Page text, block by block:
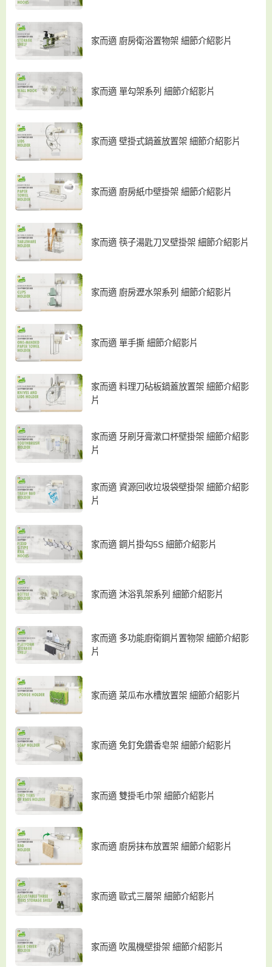
家而適 廚房衛浴置物架 細節介紹影片
家而適 單勾架系列 細節介紹影片
家而適 壁掛式鍋蓋放置架 細節介紹影片
家而適 廚房紙巾壁掛架 細節介紹影片
家而適 筷子湯匙刀叉壁掛架 細節介紹影片
家而適 廚房瀝水架系列 細節介紹影片
家而適 單手撕 細節介紹影片
家而適 料理刀砧板鍋蓋放置架 細節介紹影
片
家而適 牙刷牙膏漱口杯壁掛架 細節介紹影
片
家而適 資源回收垃圾袋壁掛架 細節介紹影
片
家而適 鋼片掛勾5S 細節介紹影片
家而適 沐浴乳架系列 細節介紹影片
家而適 多功能廚衛鋼片置物架 細節介紹影
片
家而適 菜瓜布水槽放置架 細節介紹影片
家而適 免釘免鑽香皂架 細節介紹影片
家而適 雙掛毛巾架 細節介紹影片
家而適 廚房抹布放置架 細節介紹影片
家而適 歐式三層架 細節介紹影片
家而適 吹風機壁掛架 細節介紹影片